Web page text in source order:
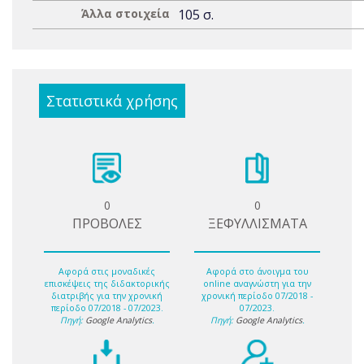
Άλλα στοιχεία 105 σ.
Στατιστικά χρήσης
0
ΠΡΟΒΟΛΕΣ
Αφορά στις μοναδικές
επισκέψεις της διδακτορικής
διατριβής για την χρονική
περίοδο 07/2018 - 07/2023.
Πηγή: Google Analytics.
0
ΞΕΦΥΛΛΙΣΜΑΤΑ
Αφορά στο άνοιγμα του
online αναγνώστη για την
χρονική περίοδο 07/2018 -
07/2023.
Πηγή: Google Analytics.